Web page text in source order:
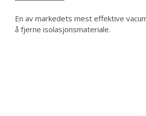
En av markedets mest effektive
å fjerne isolasjonsmateriale.